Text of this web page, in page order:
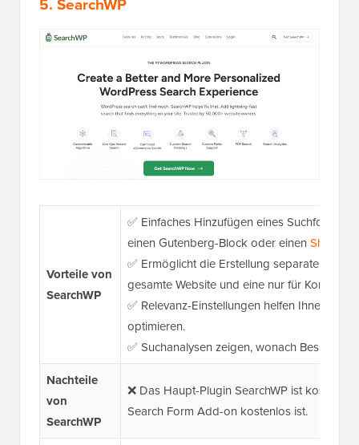
Vorteile von
SearchWP
✅ Einfaches Hinzufügen eines
einen Gutenberg-Block oder einen
✅ Ermöglicht die Erstellung separater
gesamte Website und eine nur für
✅ Relevanz-Einstellungen helfen Ihnen, die
optimieren.
✅ Suchanalysen zeigen, wonach Besucher
Nachteile
von
SearchWP
❌ Das Haupt-Plugin SearchWP ist
Search Form Add-on kostenlos ist.